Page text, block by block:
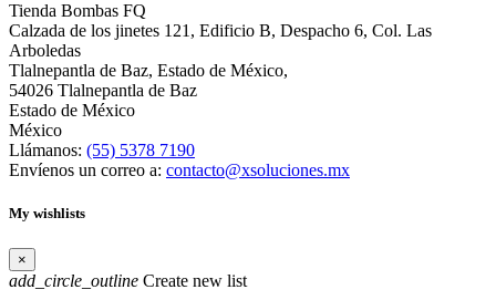
Tienda Bombas FQ
Calzada de los jinetes 121, Edificio B, Despacho 6, Col. Las
Arboledas
Tlalnepantla de Baz, Estado de México,
54026 Tlalnepantla de Baz
Estado de México
México
Llámanos: (55) 5378 7190
Envíenos un correo a: contacto@xsoluciones.mx
My wishlists
×
add_circle_outline Create new list